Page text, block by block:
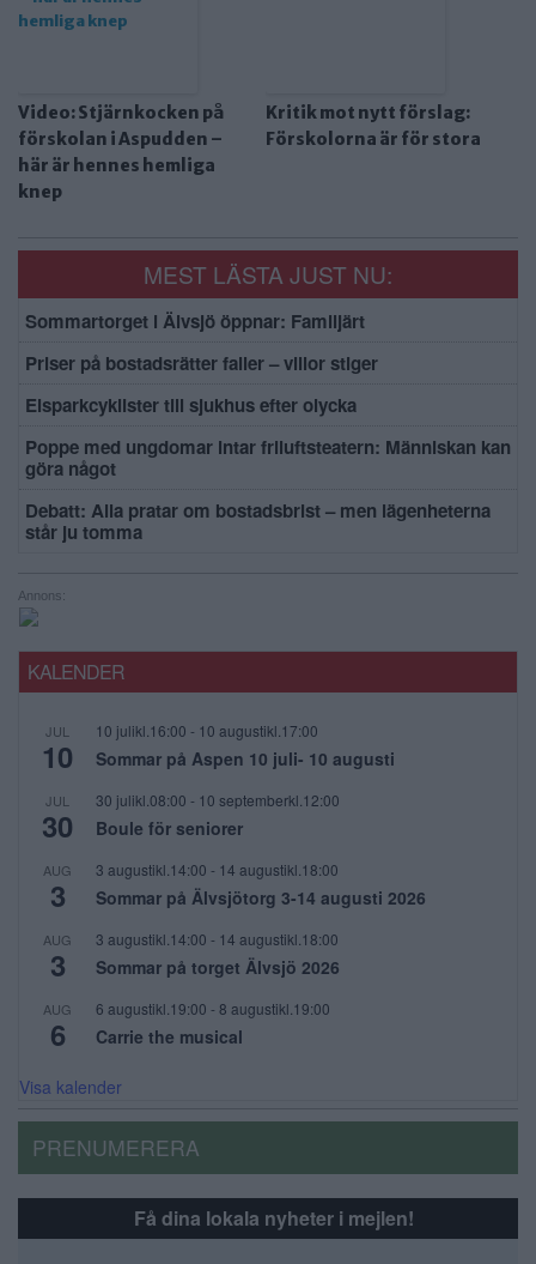
Video: Stjärnkocken på
förskolan i Aspudden –
här är hennes hemliga
knep
Kritik mot nytt förslag:
Förskolorna är för stora
MEST LÄSTA JUST NU:
Sommartorget i Älvsjö öppnar: Familjärt
Priser på bostadsrätter faller – villor stiger
Elsparkcyklister till sjukhus efter olycka
Poppe med ungdomar intar friluftsteatern: Människan kan
göra något
Debatt: Alla pratar om bostadsbrist – men lägenheterna
står ju tomma
Annons:
KALENDER
JUL
10
10 julikl.16:00 - 10 augustikl.17:00
Sommar på Aspen 10 juli- 10 augusti
JUL
30
30 julikl.08:00 - 10 septemberkl.12:00
Boule för seniorer
AUG
3
3 augustikl.14:00 - 14 augustikl.18:00
Sommar på Älvsjötorg 3-14 augusti 2026
AUG
3
3 augustikl.14:00 - 14 augustikl.18:00
Sommar på torget Älvsjö 2026
AUG
6
6 augustikl.19:00 - 8 augustikl.19:00
Carrie the musical
Visa kalender
PRENUMERERA
Få dina lokala nyheter i mejlen!